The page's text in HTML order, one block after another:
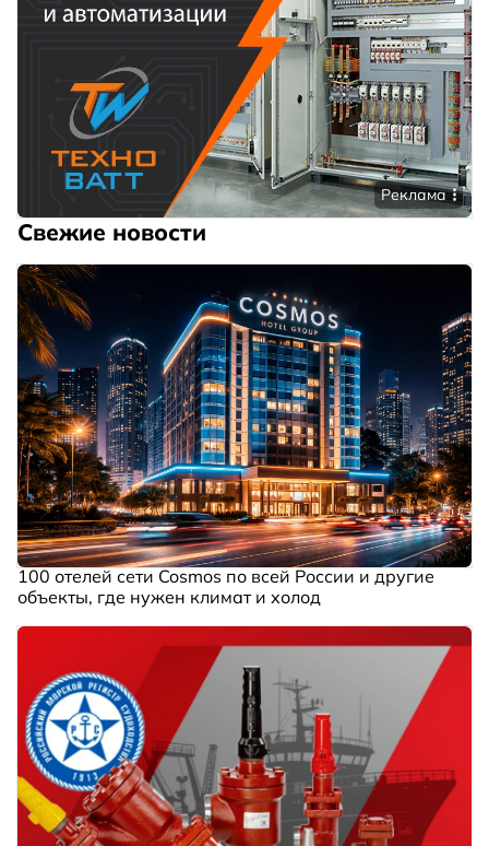
Реклама
Свежие новости
100 отелей сети Cosmos по всей России и другие
объекты, где нужен климат и холод